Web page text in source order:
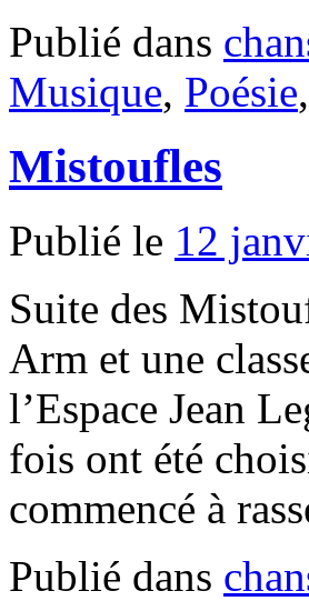
Publié dans
Musique, Poésie,
Mistoufles
Publié le 12
Suite des
Arm et une
l’Espace Jean
fois ont été
commencé à
Publié dans